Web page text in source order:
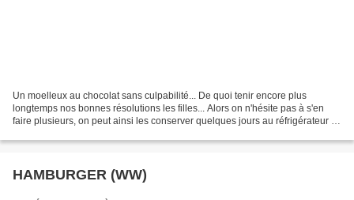
Un moelleux au chocolat sans culpabilité... De quoi tenir encore plus
longtemps nos bonnes résolutions les filles... Alors on n'hésite pas à s'en
faire plusieurs, on peut ainsi les conserver quelques jours au réfrigérateur et
HAMBURGER (WW)